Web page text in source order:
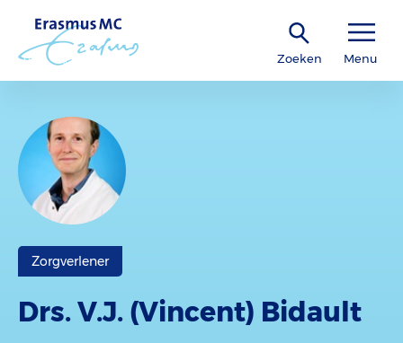
Zoeken Menu
Zorgverlener
Drs. V.J. (Vincent) Bidault